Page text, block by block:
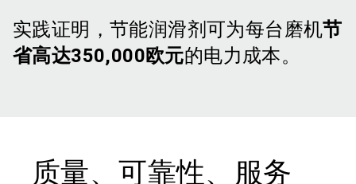
实践证明，节能润滑剂可为每台磨机节
省高达350,000欧元的电力成本。
质量、可靠性、服务